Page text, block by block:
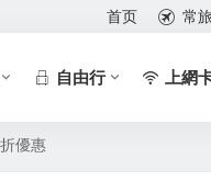
首页 常
自由行 上網
優惠